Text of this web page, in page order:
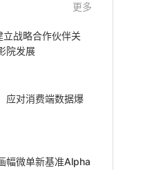
更多
立战略合作伙伴关
院发展
应对消费端数据爆
幅微单新基准Alpha